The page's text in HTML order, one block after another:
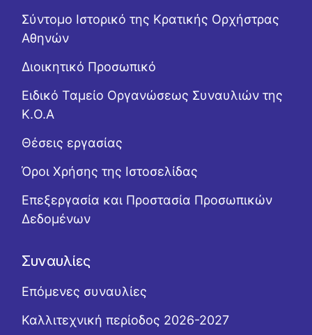
Σύντομο Ιστορικό της Κρατικής Ορχήστρας
Αθηνών
Διοικητικό Προσωπικό
Ειδικό Ταμείο Οργανώσεως Συναυλιών της
Κ.Ο.Α
Θέσεις εργασίας
Όροι Χρήσης της Ιστοσελίδας
Επεξεργασία και Προστασία Προσωπικών
Δεδομένων
Συναυλίες
Επόμενες συναυλίες
Καλλιτεχνική περίοδος 2026-2027